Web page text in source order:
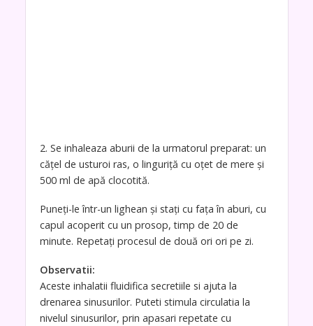
2. Se inhaleaza aburii de la urmatorul preparat: un
căţel de usturoi ras, o linguriţă cu oţet de mere şi
500 ml de apă clocotită.
Puneţi-le într-un lighean şi staţi cu faţa în aburi, cu
capul acoperit cu un prosop, timp de 20 de
minute. Repetaţi procesul de două ori ori pe zi.
Observatii:
Aceste inhalatii fluidifica secretiile si ajuta la
drenarea sinusurilor. Puteti stimula circulatia la
nivelul sinusurilor, prin apasari repetate cu